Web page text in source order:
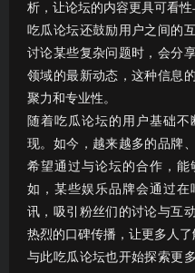
析，让论坛的内容更具可看性
吃瓜论坛还鼓励用户之间的
讨论某些复杂问题时，会分
领域的最新动态，这种信息
聚力和专业性。
随着吃瓜论坛的用户基础
现。如今，越来越多的品牌
希望通过与论坛的合作，能
如，某些娱乐品牌会通过在
讯，吸引粉丝们的讨论与互
热烈的口碑传播，让更多人了
与此吃瓜论坛也开始探索更